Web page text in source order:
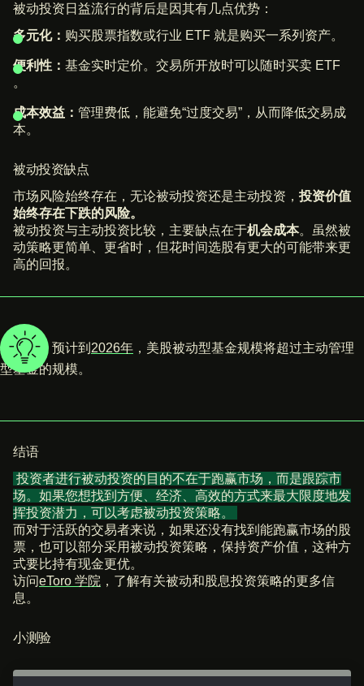
被动投资日益流行的背后是因其有几点优势：
多元化： 购买股票指数或行业 ETF 就是购买一系列资产。
便利性： 基金实时定价。交易所开放时可以随时买卖 ETF
。
成本效益： 管理费低，能避免“过度交易”，从而降低交易成
本。
被动投资缺点
市场风险始终存在，无论被动投资还是主动投资， 投资价值
始终存在下跌的风险。
被动投资与主动投资比较，主要缺点在于机会成本。虽然被
动策略更简单、更省时，但花时间选股有更大的可能带来更
高的回报。
小提示： 预计到 2026年 ，美股被动型基金规模将超过主动管理
型基金的规模。
结语
投资者进行被动投资的目的不在于跑赢市场，而是跟踪市
场。如果您想找到方便、经济、高效的方式来最大限度地发
挥投资潜力，可以考虑被动投资策略。
而对于活跃的交易者来说，如果还没有找到能跑赢市场的股
票，也可以部分采用被动投资策略，保持资产价值，这种方
式要比持有现金更优。
访问eToro 学院 ，了解有关被动和股息投资策略的更多信
息。
小测验